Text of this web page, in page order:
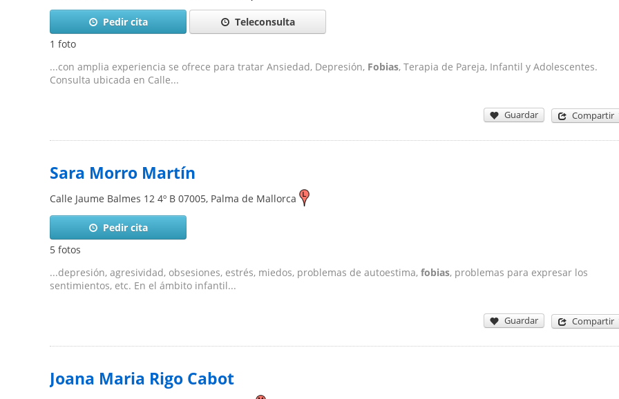
Pedir cita
Teleconsulta
1 foto
...con amplia experiencia se ofrece para tratar Ansiedad, Depresión, Fobias, Terapia de Pareja, Infantil y Adolescentes.
Consulta ubicada en Calle...
Guardar Compartir
Sara Morro Martín
Calle Jaume Balmes 12 4º B 07005, Palma de Mallorca
Pedir cita
5 fotos
...depresión, agresividad, obsesiones, estrés, miedos, problemas de autoestima, fobias, problemas para expresar los
sentimientos, etc. En el ámbito infantil...
Guardar Compartir
Joana Maria Rigo Cabot